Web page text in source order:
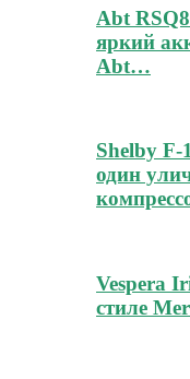
Abt
яркий
Abt…
Shelby F-
один
Vespera
стиле